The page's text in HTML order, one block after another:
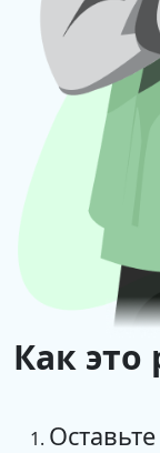
Как это